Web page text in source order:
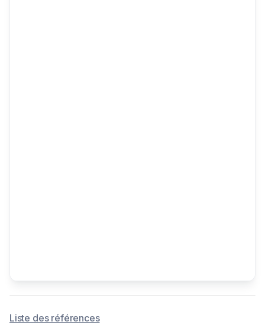
Liste des références